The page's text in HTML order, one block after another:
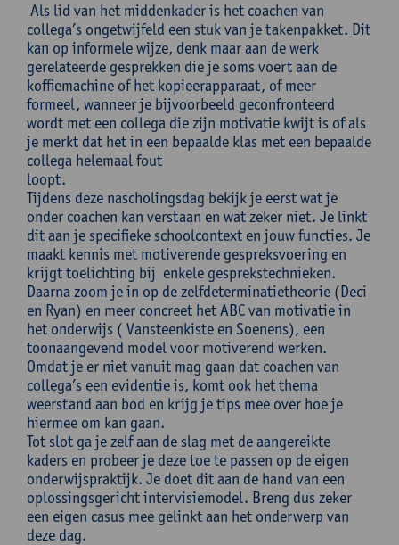
Als lid van het middenkader is het coachen van
collega’s ongetwijfeld een stuk van je takenpakket. Dit
kan op informele wijze, denk maar aan de werk
gerelateerde gesprekken die je soms voert aan de
koffiemachine of het kopieerapparaat, of meer
formeel, wanneer je bijvoorbeeld geconfronteerd
wordt met een collega die zijn motivatie kwijt is of als
je merkt dat het in een bepaalde klas met een bepaalde
collega helemaal fout
Tijdens deze nascholingsdag bekijk je eerst wat je
onder coachen kan verstaan en wat zeker niet. Je linkt
dit aan je specifieke schoolcontext en jouw functies. Je
maakt kennis met motiverende gespreksvoering en
krijgt toelichting bij enkele gesprekstechnieken.
Daarna zoom je in op de zelfdeterminatietheorie (Deci
en Ryan) en meer concreet het ABC van motivatie in
het onderwijs ( Vansteenkiste en Soenens), een
toonaangevend model voor motiverend werken.
Omdat je er niet vanuit mag gaan dat coachen van
collega’s een evidentie is, komt ook het thema
weerstand aan bod en krijg je tips mee over hoe je
hiermee om kan gaan.
Tot slot ga je zelf aan de slag met de aangereikte
kaders en probeer je deze toe te passen op de eigen
onderwijspraktijk. Je doet dit aan de hand van een
oplossingsgericht intervisiemodel. Breng dus zeker
een eigen casus mee gelinkt aan het onderwerp van
deze dag.